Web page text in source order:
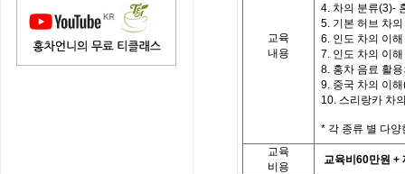
교육
내용
4. 차의 분류(3)-
5. 기본 허브 차
6. 인도 차의 이
7. 인도 차의 이
8. 홍차 음료 활
9. 중국 차의 이
10. 스리랑카 차
* 각 종류 별 다양
교육
비용
교육비 60만원 +